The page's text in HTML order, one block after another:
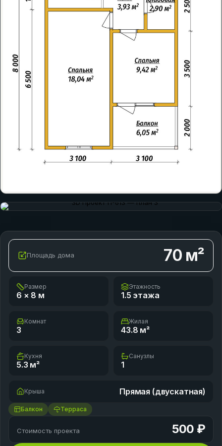
Площадь дома 70 м²
Размер
6 × 8 м
Этажность
1.5 этажа
Комнат
3
Жилая
43.8 м²
Кухня
5.3 м²
Санузлы
1
Крыша Прямая (двускатная)
Балкон Терраса
Стоимость проекта 500 ₽